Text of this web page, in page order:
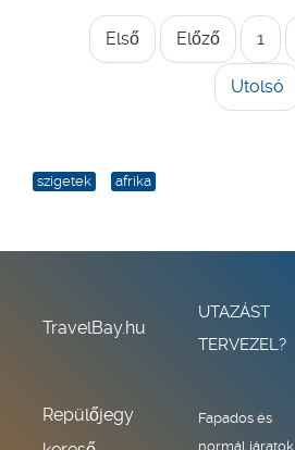
Első Előző 1
Utolsó
szigetek afrika
TravelBay.hu
UTAZÁST
TERVEZEL?
Repülőjegy
Fapados és
normál járatok